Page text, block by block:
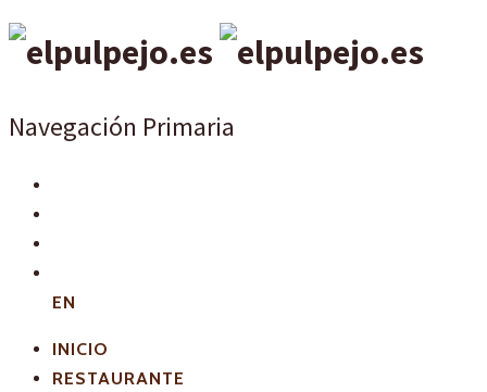
Navegación Primaria
EN
INICIO
RESTAURANTE